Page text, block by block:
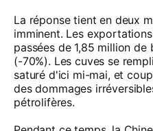
La réponse tient en deux
imminent. Les
passées de 1,85 million
(-70%). Les cuves se
saturé d'ici mi-mai, et
des dommages
pétrolifères.